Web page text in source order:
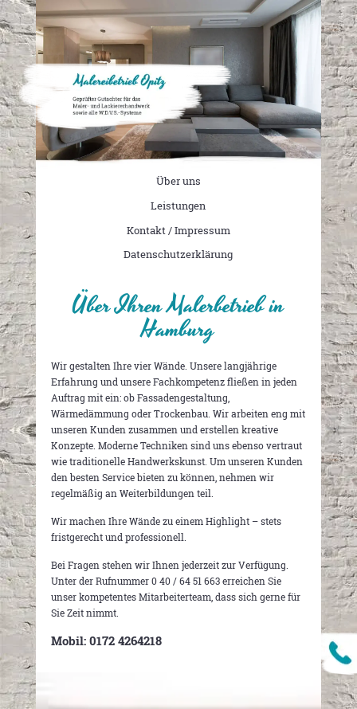
Über uns
Leistungen
Kontakt / Impressum
Datenschutzerklärung
Über Ihren Malerbetrieb in
Hamburg
Wir gestalten Ihre vier Wände. Unsere langjährige
Erfahrung und unsere Fachkompetenz fließen in jeden
Auftrag mit ein: ob Fassadengestaltung,
Wärmedämmung oder Trockenbau. Wir arbeiten eng mit
unseren Kunden zusammen und erstellen kreative
Konzepte. Moderne Techniken sind uns ebenso vertraut
wie traditionelle Handwerkskunst. Um unseren Kunden
den besten Service bieten zu können, nehmen wir
regelmäßig an Weiterbildungen teil.
Wir machen Ihre Wände zu einem Highlight – stets
fristgerecht und professionell.
Bei Fragen stehen wir Ihnen jederzeit zur Verfügung.
Unter der Rufnummer 0 40 / 64 51 663 erreichen Sie
unser kompetentes Mitarbeiterteam, dass sich gerne für
Sie Zeit nimmt.
Mobil: 0172 4264218